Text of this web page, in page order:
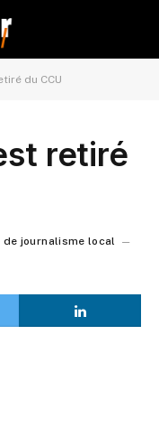
du CCU
retiré
journalisme local